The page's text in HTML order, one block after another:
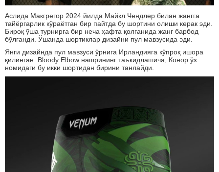
Аслида Макгрегор 2024 йилда Майкл Чендлер билан жангга
тайёргарлик кўраётган бир пайтда бу шортини олиши керак эди.
Бироқ ўша турнирга бир неча ҳафта қолганида жанг барбод
бўлганди. Ўшанда шортиклар дизайни пул мавзусида эди.
Янги дизайнда пул мавзуси ўрнига Ирландияга кўпроқ ишора
қилинган. Bloody Elbow нашрининг таъкидлашича, Конор ўз
номидаги бу икки шортидан бирини танлайди.